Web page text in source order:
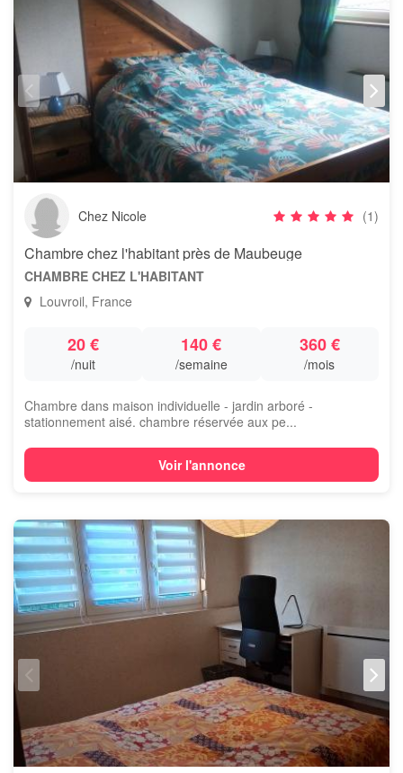
Chez Nicole (1)
Chambre chez l'habitant près de Maubeuge
CHAMBRE CHEZ L'HABITANT
Louvroil, France
20 €
/nuit
140 €
/semaine
360 €
/mois
Chambre dans maison individuelle - jardin arboré -
stationnement aisé. chambre réservée aux pe...
Voir l'annonce